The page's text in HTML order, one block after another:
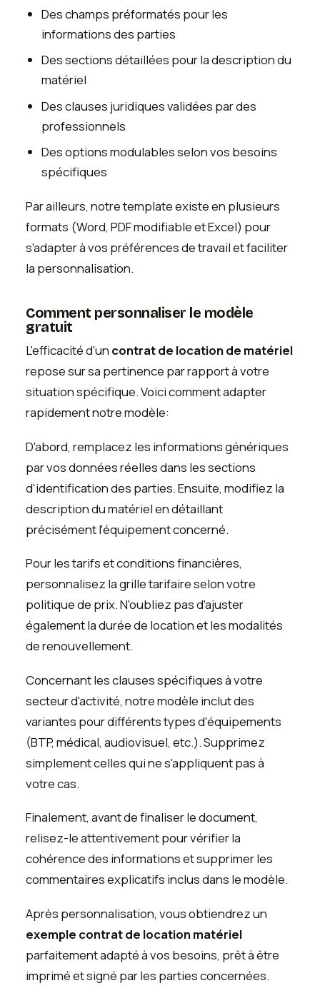
Des champs préformatés pour les
informations des parties
Des sections détaillées pour la description du
matériel
Des clauses juridiques validées par des
professionnels
Des options modulables selon vos besoins
spécifiques
Par ailleurs, notre template existe en plusieurs
formats (Word, PDF modifiable et Excel) pour
s'adapter à vos préférences de travail et faciliter
la personnalisation.
Comment personnaliser le modèle
gratuit
L'efficacité d'un contrat de location de matériel
repose sur sa pertinence par rapport à votre
situation spécifique. Voici comment adapter
rapidement notre modèle:
D'abord, remplacez les informations génériques
par vos données réelles dans les sections
d'identification des parties. Ensuite, modifiez la
description du matériel en détaillant
précisément l'équipement concerné.
Pour les tarifs et conditions financières,
personnalisez la grille tarifaire selon votre
politique de prix. N'oubliez pas d'ajuster
également la durée de location et les modalités
de renouvellement.
Concernant les clauses spécifiques à votre
secteur d'activité, notre modèle inclut des
variantes pour différents types d'équipements
(BTP, médical, audiovisuel, etc.). Supprimez
simplement celles qui ne s'appliquent pas à
votre cas.
Finalement, avant de finaliser le document,
relisez-le attentivement pour vérifier la
cohérence des informations et supprimer les
commentaires explicatifs inclus dans le modèle.
Après personnalisation, vous obtiendrez un
exemple contrat de location matériel
parfaitement adapté à vos besoins, prêt à être
imprimé et signé par les parties concernées.